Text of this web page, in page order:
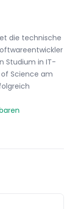
die technische
Studium in IT-
Science am